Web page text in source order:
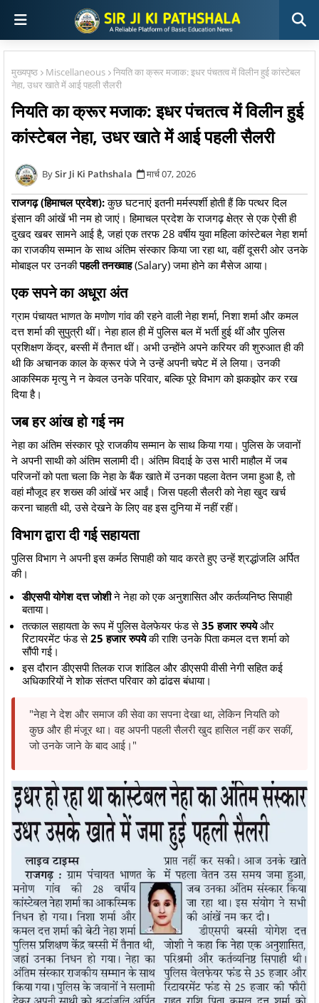
मुख्यपृष्ठ Miscellaneous
नियति का क्रूर मजाक: इधर पंचतत्व में विलीन हुई कांस्टेबल
नेहा, उधर खाते में आई पहली सैलरी
नियति का क्रूर मजाक: इधर पंचतत्व में विलीन हुई
कांस्टेबल नेहा, उधर खाते में आई पहली सैलरी
Sir Ji Ki Pathshala मार्च 07, 2026
राजगढ़ (हिमाचल प्रदेश):कुछ घटनाएं इतनी मर्मस्पर्शी होती हैं कि पत्थर दिल
इंसान की आंखें भी नम हो जाएं। हिमाचल प्रदेश के राजगढ़ क्षेत्र से एक ऐसी ही
दुखद खबर सामने आई है, जहां एक तरफ 28 वर्षीय युवा महिला कांस्टेबल नेहा शर्मा
का राजकीय सम्मान के साथ अंतिम संस्कार किया जा रहा था, वहीं दूसरी ओर उनके
मोबाइल पर उनकीपहली तनख्वाह(Salary) जमा होने का मैसेज आया।
​एक सपने का अधूरा अंत
​ग्राम पंचायत भाणत के मणोण गांव की रहने वाली नेहा शर्मा, निशा शर्मा और कमल
दत्त शर्मा की सुपुत्री थीं। नेहा हाल ही में पुलिस बल में भर्ती हुई थीं और पुलिस
प्रशिक्षण केंद्र, बस्सी में तैनात थीं। अभी उन्होंने अपने करियर की शुरुआत ही की
थी कि अचानक काल के क्रूर पंजे ने उन्हें अपनी चपेट में ले लिया। उनकी
आकस्मिक मृत्यु ने न केवल उनके परिवार, बल्कि पूरे विभाग को झकझोर कर रख
दिया है।
​जब हर आंख हो गई नम
​नेहा का अंतिम संस्कार पूरे राजकीय सम्मान के साथ किया गया। पुलिस के जवानों
ने अपनी साथी को अंतिम सलामी दी। अंतिम विदाई के उस भारी माहौल में जब
परिजनों को पता चला कि नेहा के बैंक खाते में उनका पहला वेतन जमा हुआ है, तो
वहां मौजूद हर शख्स की आंखें भर आईं। जिस पहली सैलरी को नेहा खुद खर्च
करना चाहती थी, उसे देखने के लिए वह इस दुनिया में नहीं रहीं।
​विभाग द्वारा दी गई सहायता
​पुलिस विभाग ने अपनी इस कर्मठ सिपाही को याद करते हुए उन्हें श्रद्धांजलि अर्पित
की।
डीएसपी योगेश दत्त जोशीने नेहा को एक अनुशासित और कर्तव्यनिष्ठ सिपाही
बताया।
​तत्काल सहायता के रूप में पुलिस वेलफेयर फंड से35 हजार रुपयेऔर
रिटायरमेंट फंड से25 हजार रुपयेकी राशि उनके पिता कमल दत्त शर्मा को
सौंपी गई।
​इस दौरान डीएसपी तिलक राज शांडिल और डीएसपी वीसी नेगी सहित कई
अधिकारियों ने शोक संतप्त परिवार को ढांढस बंधाया।
​"​​​​​नेहा ने देश और समाज की सेवा का सपना देखा था, लेकिन नियति को
कुछ और ही मंजूर था। वह अपनी पहली सैलरी खुद हासिल नहीं कर सकीं,
जो उनके जाने के बाद आई।"